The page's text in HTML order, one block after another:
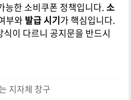
능한 소비쿠폰 정책입니다. 소
부와 발급 시기가 핵심입니다.
이 다르니 공지문을 반드시
지자체 창구